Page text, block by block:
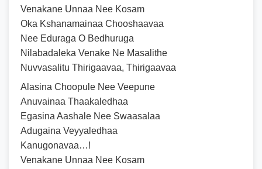
Venakane Unnaa Nee Kosam
Oka Kshanamainaa Chooshaavaa
Nee Eduraga O Bedhuruga
Nilabadaleka Venake Ne Masalithe
Nuvvasalitu Thirigaavaa, Thirigaavaa
Alasina Choopule Nee Veepune
Anuvainaa Thaakaledhaa
Egasina Aashale Nee Swaasalaa
Adugaina Veyyaledhaa
Kanugonavaa…!
Venakane Unnaa Nee Kosam